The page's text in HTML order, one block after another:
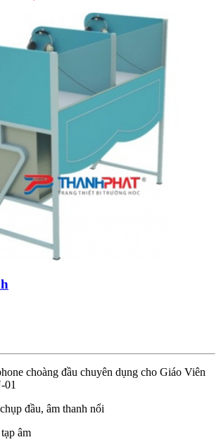
choàng đầu chuyên dụng cho Giáo Viên
01
đầu, âm thanh nổi
âm